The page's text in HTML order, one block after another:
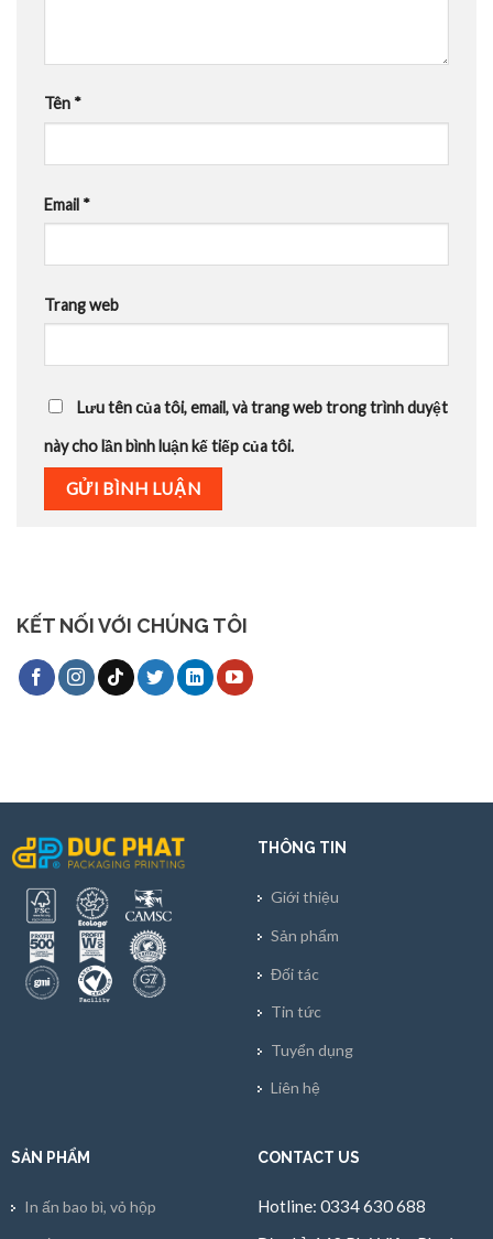
Tên *
Email *
Trang web
Lưu tên của tôi, email, và trang web trong trình duyệt
này cho lần bình luận kế tiếp của tôi.
KẾT NỐI VỚI CHÚNG TÔI
THÔNG TIN
Giới thiệu
Sản phẩm
Đối tác
Tin tức
Tuyển dụng
Liên hệ
SẢN PHẨM
In ấn bao bì, vỏ hộp
CONTACT US
Hotline: 0334 630 688